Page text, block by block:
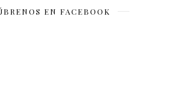
EN FACEBOOK